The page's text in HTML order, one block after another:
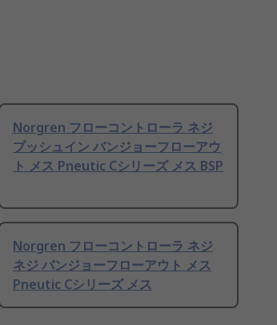
Norgren フローコントローラ ネジ
プッシュイン バンジョーフローアウ
ト メス Pneutic Cシリーズ メス BSP
Norgren フローコントローラ ネジ
ネジ バンジョーフローアウト メス
Pneutic Cシリーズ メス